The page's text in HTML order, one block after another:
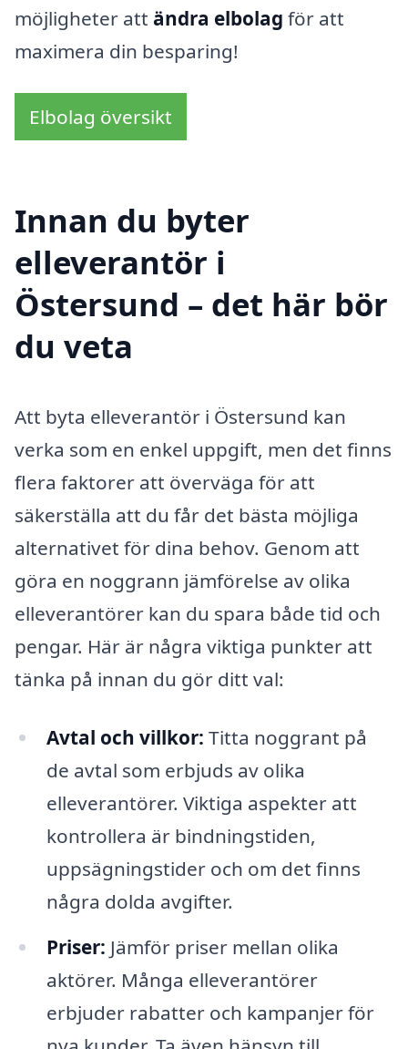
möjligheter att ändra elbolag för att
maximera din besparing!
Elbolag översikt
Innan du byter
elleverantör i
Östersund – det här bör
du veta
Att byta elleverantör i Östersund kan
verka som en enkel uppgift, men det finns
flera faktorer att överväga för att
säkerställa att du får det bästa möjliga
alternativet för dina behov. Genom att
göra en noggrann jämförelse av olika
elleverantörer kan du spara både tid och
pengar. Här är några viktiga punkter att
tänka på innan du gör ditt val:
Avtal och villkor: Titta noggrant på
de avtal som erbjuds av olika
elleverantörer. Viktiga aspekter att
kontrollera är bindningstiden,
uppsägningstider och om det finns
några dolda avgifter.
Priser: Jämför priser mellan olika
aktörer. Många elleverantörer
erbjuder rabatter och kampanjer för